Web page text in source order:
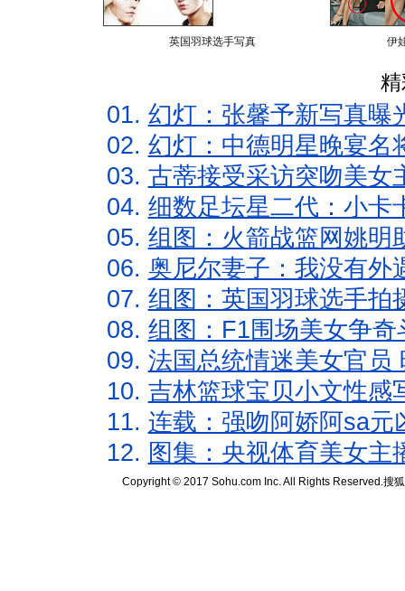
英国羽球选手写真 伊
01. 幻灯：张馨予新写真曝
02. 幻灯：中德明星晚宴名
03. 古蒂接受采访突吻美女
04. 细数足坛星二代：小卡
05. 组图：火箭战篮网姚明
06. 奥尼尔妻子：我没有外
07. 组图：英国羽球选手拍
08. 组图：F1围场美女争
09. 法国总统情迷美女官员
10. 吉林篮球宝贝小文性感
11. 连载：强吻阿娇阿sa元
12. 图集：央视体育美女主
Copyright © 2017 Sohu.com Inc. All Rights Reserved.搜